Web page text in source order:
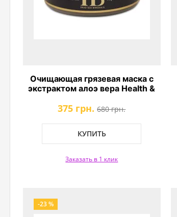
Очищающая грязевая маска с
экстрактом алоэ вера Health &
375 грн. 680 грн.
КУПИТЬ
Заказать в 1 клик
-23 %